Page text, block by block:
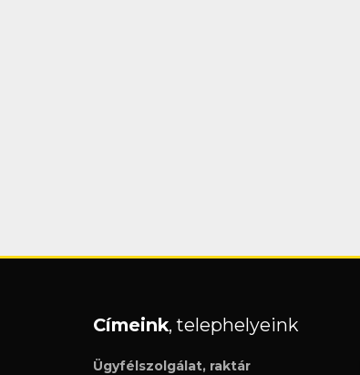
Címeink, telephelyeink
Ügyfélszolgálat, raktár